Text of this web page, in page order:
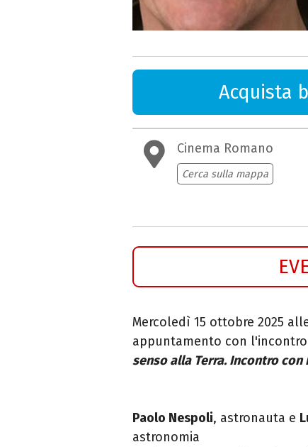
Acquista
Cinema Romano
Cerca sulla mappa
Mercoledì 15 ottobre 2025
appuntamento con l'incontro
senso alla Terra. Incontro con
Paolo Nespoli, astronauta e
astronomia